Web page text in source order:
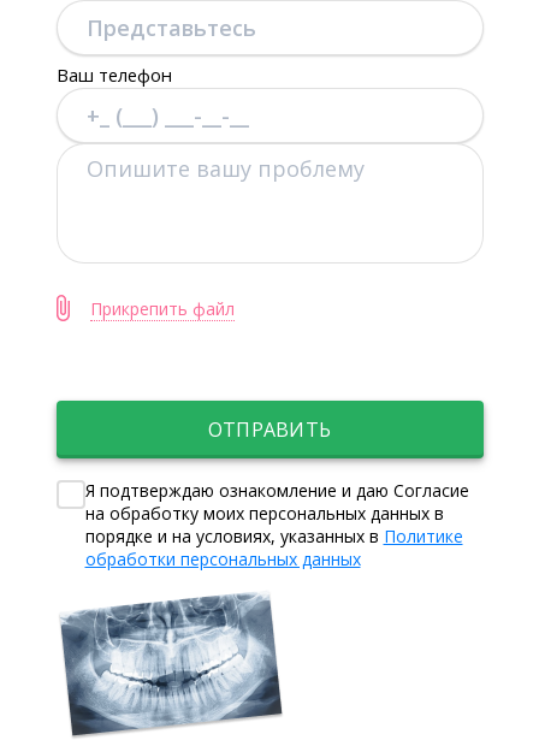
Ваш телефон
Прикрепить файл
ОТПРАВИТЬ
Я подтверждаю ознакомление и даю Согласие
на обработку моих персональных данных в
порядке и на условиях, указанных в Политике
обработки персональных данных